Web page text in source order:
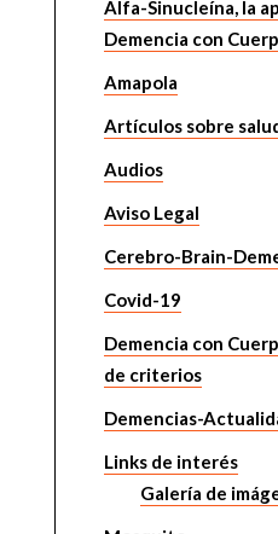
Alfa-Sinucleína, la
Demencia con
Amapola
Artículos sobre
Audios
Aviso Legal
Cerebro-Brain-
Covid-19
Demencia con
de criterios
Demencias-
Links de interés
Galería de